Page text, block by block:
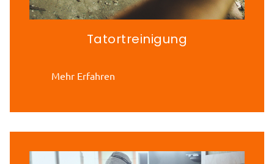
Tatortreinigung
Mehr Erfahren